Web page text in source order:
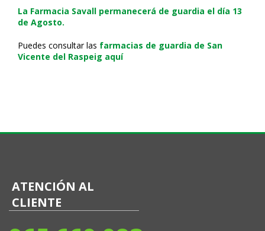
La Farmacia Savall permanecerá de guardia el día 13
de Agosto.
Puedes consultar las farmacias de guardia de San
Vicente del Raspeig aquí
ATENCIÓN AL
CLIENTE